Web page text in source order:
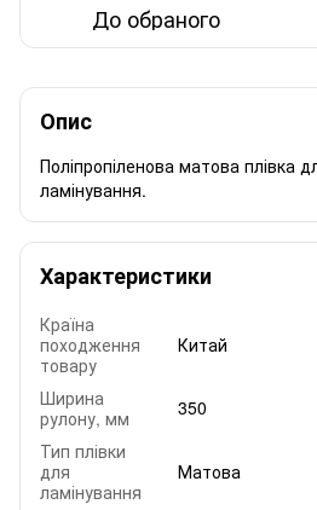
До обраного
Опис
Поліпропіленова матова плівка
ламінування.
Характеристики
Країна
походження
товару
Китай
Ширина
рулону, мм
350
Тип плівки
для
ламінування
Матова